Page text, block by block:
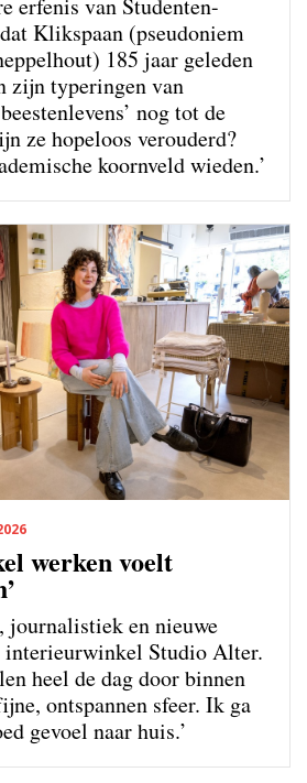
erfenis van Studenten-
Klikspaan (pseudoniem
185 jaar geleden
zijn typeringen van
nog tot de
ze hopeloos verouderd?
koornveld wieden.’
werken voelt
journalistiek en nieuwe
Studio Alter.
heel de dag door binnen
ontspannen sfeer. Ik ga
gevoel naar huis.’